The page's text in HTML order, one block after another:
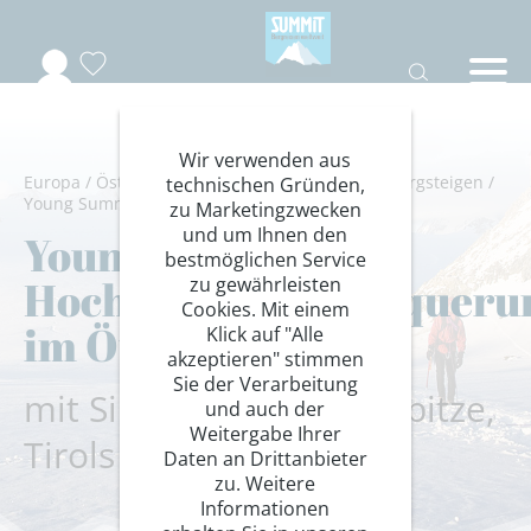
Europa / Österreich/Ötztal/Ötztaler Alpen Bergsteigen /
Young Summits
Young Summits:
im Ötztal
mit Similaun und Wildspitze,
Tirols höchstem Berg!
Wir verwenden aus
technischen Gründen,
zu Marketingzwecken
und um Ihnen den
bestmöglichen Service
zu gewährleisten
Cookies. Mit einem
Klick auf "Alle
akzeptieren" stimmen
Sie der Verarbeitung
und auch der
Weitergabe Ihrer
Daten an Drittanbieter
zu. Weitere
Informationen